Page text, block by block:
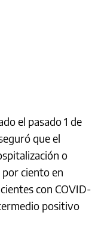
el pasado 1 de
que el
o
ciento en
con COVID-
positivo